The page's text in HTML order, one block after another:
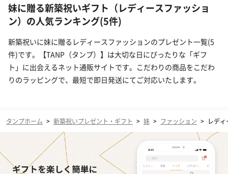
妹に贈る新築祝いギフト（レディースファッショ
ン）の人気ランキング(5件)
新築祝いに妹に贈るレディースファッションのプレゼント一覧(5
件)です。【TANP（タンプ）】は大切な日にぴったりな「ギフ
ト」に出会えるネット通販サイトです。こだわりの商品をこだわ
りのラッピングで、最短で即日発送にてご対応いたします。
タンプホーム > 新築祝いプレゼント・ギフト > 妹 > ファッション > レデ